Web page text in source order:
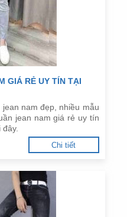
GIÁ RẺ UY TÍN TẠI
nam đẹp, nhiều mẫu
jean nam giá rẻ uy tín
Chi tiết